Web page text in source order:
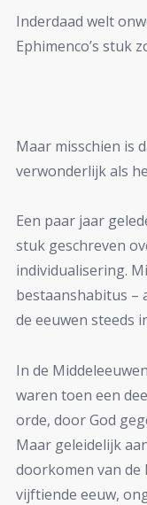
Inderdaad welt
Ephimenco’s stuk
Maar misschien is
verwonderlijk als
Een paar jaar
stuk geschreven
individualisering.
bestaanshabitus –
de eeuwen steeds
In de
waren toen een
orde, door God
Maar geleidelijk
doorkomen van de
vijftiende eeuw,